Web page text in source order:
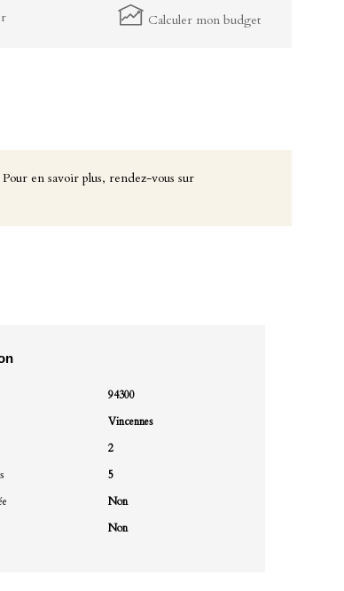
Calculer mon budget
en savoir plus, rendez-vous sur
94300
Vincennes
2
5
Non
Non